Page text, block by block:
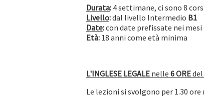
Durata: 4 settimane, ci sono 8
Livello:dal livello Intermedio B1
Date:con date prefissate nei
Età: 18 anni come età minima
L'INGLESE LEGALE nelle 6 OREdel
Le lezioni si svolgono per 1.30